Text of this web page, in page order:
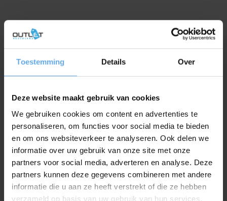
Toestemming Details Over
Deze website maakt gebruik van cookies
We gebruiken cookies om content en advertenties te
personaliseren, om functies voor social media te bieden
en om ons websiteverkeer te analyseren. Ook delen we
informatie over uw gebruik van onze site met onze
partners voor social media, adverteren en analyse. Deze
partners kunnen deze gegevens combineren met andere
informatie die u aan ze heeft verstrekt of die ze hebben
verzameld op basis van uw gebruik van hun services.
Merk
EL Fuego
Ean
4250373205632
Aantal branders
4 branders en 1 zijbrander
Zijbrander
ja
Vermogen
elk 2,93kW + 3,5kW zijbrander
(totaal 15,22kW)
Aantal wielen
2